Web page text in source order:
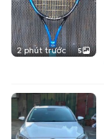
2 phút trước 5